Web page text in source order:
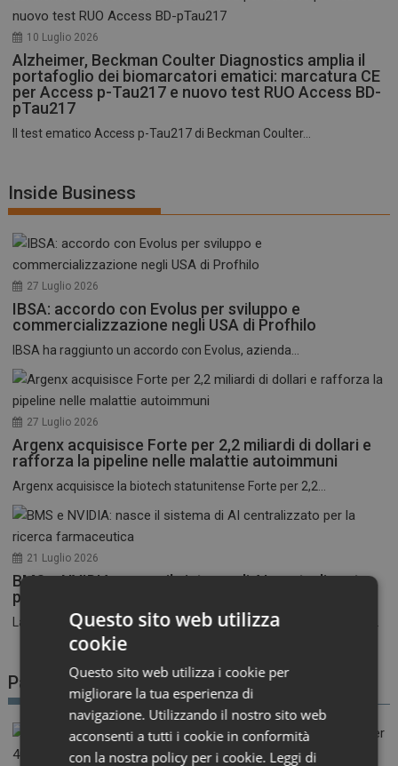
10 Luglio 2026
Alzheimer, Beckman Coulter Diagnostics amplia il
portafoglio dei biomarcatori ematici: marcatura CE
per Access p-Tau217 e nuovo test RUO Access BD-
pTau217
Il test ematico Access p-Tau217 di Beckman Coulter...
Inside Business
27 Luglio 2026
IBSA: accordo con Evolus per sviluppo e
commercializzazione negli USA di Profhilo
IBSA ha raggiunto un accordo con Evolus, azienda...
27 Luglio 2026
Argenx acquisisce Forte per 2,2 miliardi di dollari e
rafforza la pipeline nelle malattie autoimmuni
Argenx acquisisce la biotech statunitense Forte per 2,2...
21 Luglio 2026
BMS e NVIDIA: nasce il sistema di AI centralizzato
per la ricerca farmaceutica
La corsa all’intelligenza artificiale nel settore farmaceutico entra...
Patient Advocacy
Questo sito web utilizza
cookie
Questo sito web utilizza i cookie per
migliorare la tua esperienza di
navigazione. Utilizzando il nostro sito web
acconsenti a tutti i cookie in conformità
con la nostra policy per i cookie. Leggi di